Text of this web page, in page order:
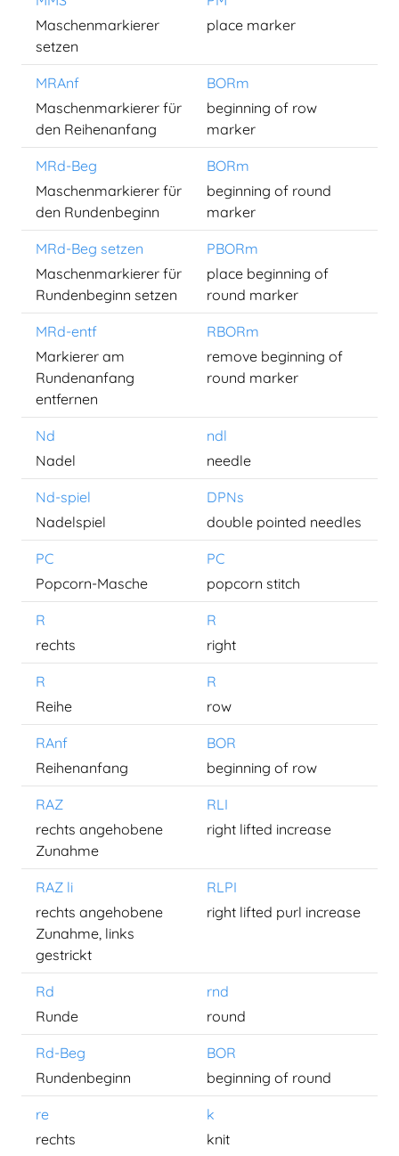
Maschenmarkierer
setzen
place marker
MRAnf
BORm
Maschenmarkierer für
den Reihenanfang
beginning of row
marker
MRd-Beg
BORm
Maschenmarkierer für
den Rundenbeginn
beginning of round
marker
MRd-Beg setzen
PBORm
Maschenmarkierer für
Rundenbeginn setzen
place beginning of
round marker
MRd-entf
RBORm
Markierer am
Rundenanfang
entfernen
remove beginning of
round marker
Nd
ndl
Nadel
needle
Nd-spiel
DPNs
Nadelspiel
double pointed needles
PC
PC
Popcorn-Masche
popcorn stitch
R
R
rechts
right
R
R
Reihe
row
RAnf
BOR
Reihenanfang
beginning of row
RAZ
RLI
rechts angehobene
Zunahme
right lifted increase
RAZ li
RLPI
rechts angehobene
Zunahme, links
gestrickt
right lifted purl increase
Rd
rnd
Runde
round
Rd-Beg
BOR
Rundenbeginn
beginning of round
re
k
rechts
knit